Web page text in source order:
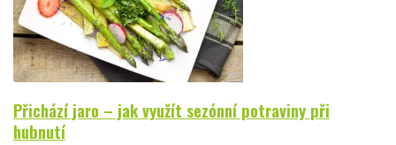
Přichází jaro – jak využít sezónní potraviny při
hubnutí